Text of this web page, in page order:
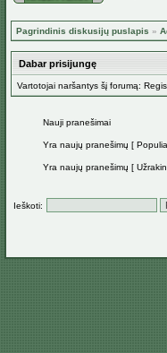
Pagrindinis diskusijų puslapis »
Dabar prisijungę
Vartotojai naršantys šį forumą:
Nauji pranešimai
Yra naujų pranešimų [
Yra naujų pranešimų [
Ieškoti: